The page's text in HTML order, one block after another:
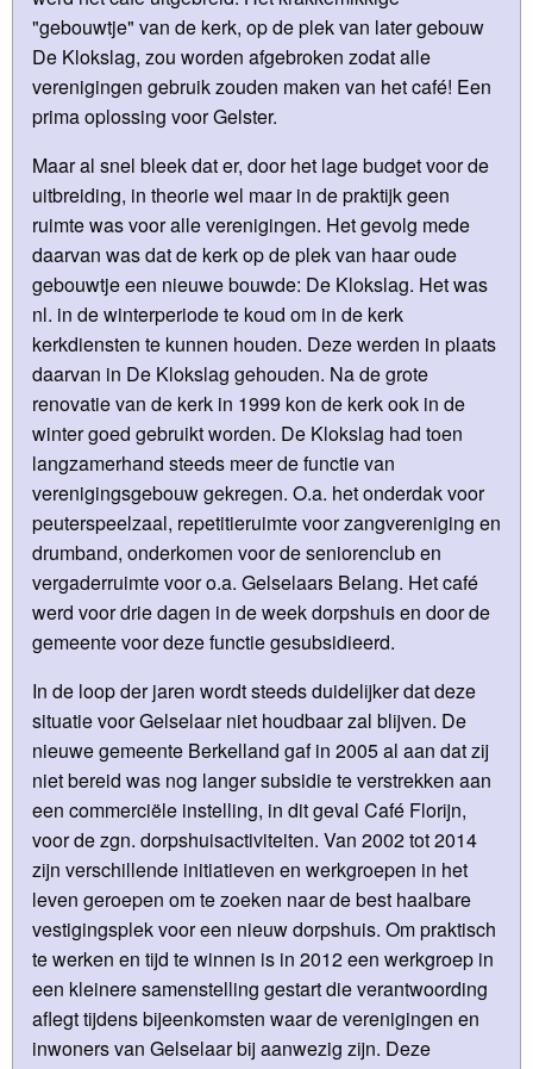
"gebouwtje" van de kerk, op de plek van later gebouw
De Klokslag, zou worden afgebroken zodat alle
verenigingen gebruik zouden maken van het café! Een
prima oplossing voor Gelster.
Maar al snel bleek dat er, door het lage budget voor de
uitbreiding, in theorie wel maar in de praktijk geen
ruimte was voor alle verenigingen. Het gevolg mede
daarvan was dat de kerk op de plek van haar oude
gebouwtje een nieuwe bouwde: De Klokslag. Het was
nl. in de winterperiode te koud om in de kerk
kerkdiensten te kunnen houden. Deze werden in plaats
daarvan in De Klokslag gehouden. Na de grote
renovatie van de kerk in 1999 kon de kerk ook in de
winter goed gebruikt worden. De Klokslag had toen
langzamerhand steeds meer de functie van
verenigingsgebouw gekregen. O.a. het onderdak voor
peuterspeelzaal, repetitieruimte voor zangvereniging en
drumband, onderkomen voor de seniorenclub en
vergaderruimte voor o.a. Gelselaars Belang. Het café
werd voor drie dagen in de week dorpshuis en door de
gemeente voor deze functie gesubsidieerd.
In de loop der jaren wordt steeds duidelijker dat deze
situatie voor Gelselaar niet houdbaar zal blijven. De
nieuwe gemeente Berkelland gaf in 2005 al aan dat zij
niet bereid was nog langer subsidie te verstrekken aan
een commerciële instelling, in dit geval Café Florijn,
voor de zgn. dorpshuisactiviteiten. Van 2002 tot 2014
zijn verschillende initiatieven en werkgroepen in het
leven geroepen om te zoeken naar de best haalbare
vestigingsplek voor een nieuw dorpshuis. Om praktisch
te werken en tijd te winnen is in 2012 een werkgroep in
een kleinere samenstelling gestart die verantwoording
aflegt tijdens bijeenkomsten waar de verenigingen en
inwoners van Gelselaar bij aanwezig zijn. Deze